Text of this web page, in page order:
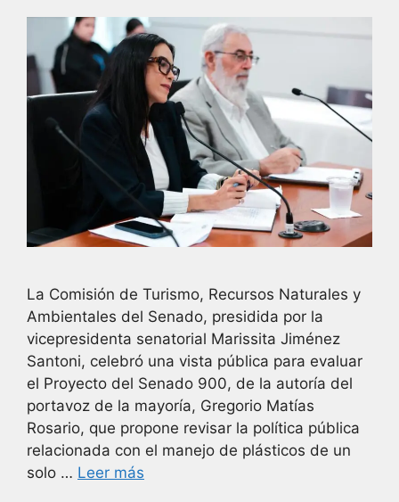
La Comisión de Turismo, Recursos Naturales y
Ambientales del Senado, presidida por la
vicepresidenta senatorial Marissita Jiménez
Santoni, celebró una vista pública para evaluar
el Proyecto del Senado 900, de la autoría del
portavoz de la mayoría, Gregorio Matías
Rosario, que propone revisar la política pública
relacionada con el manejo de plásticos de un
solo … Leer más